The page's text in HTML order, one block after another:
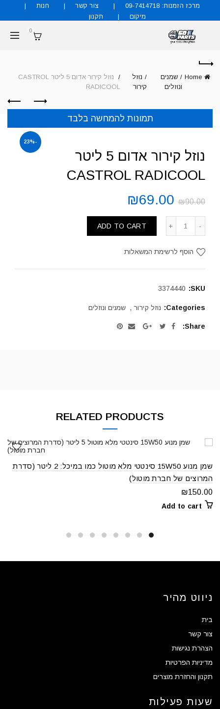
מרכז הזמנות: 09-7414718 צור קשר
חנות
מיקום
תקנון
0
Home
שמנים
ונוזלים
נוזל
קירור
נוזל קירור אדום 5 ליטר CASTROL
RADICOOL
תמונות להמחשה בלבד
-23%
נוזל קירור אדום 5 ליטר
CASTROL RADICOOL
₪90.00
₪69.00
ADD TO CART
הוסף לרשימת המשאלות
SKU:
3374440
Categories: נוזל קירור , שמנים ונוזלים
Share
RELATED PRODUCTS
שמן מנוע 15W50 סינטטי מלא מוטול כמו במיכל: 2 ליטר (סדרת
המרוצים של חברת מוטול)
₪150.00
Add to cart
ניווט מהיר
בית
צור קשר
הצהרת נגישות
מדיניות הפרטיות
תקנון והחזרת מוצרים
שעות פעילות